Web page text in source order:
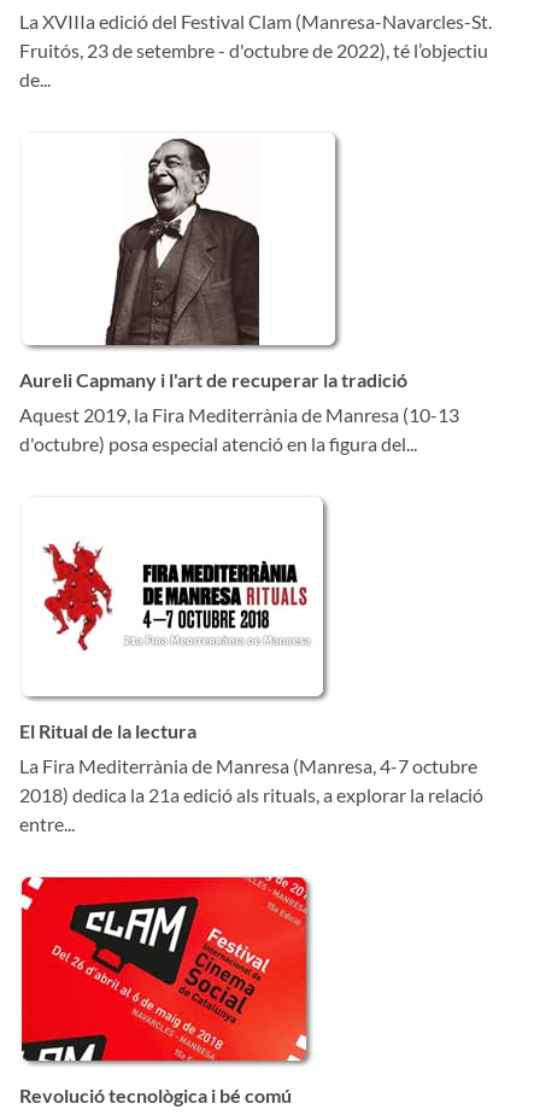
La XVIIIa edició del Festival Clam (Manresa-Navarcles-St.
Fruitós, 23 de setembre - d'octubre de 2022), té l’objectiu
de...
Aureli Capmany i l'art de recuperar la tradició
Aquest 2019, la Fira Mediterrània de Manresa (10-13
d'octubre) posa especial atenció en la figura del...
El Ritual de la lectura
La Fira Mediterrània de Manresa (Manresa, 4-7 octubre
2018) dedica la 21a edició als rituals, a explorar la relació
entre...
Revolució tecnològica i bé comú